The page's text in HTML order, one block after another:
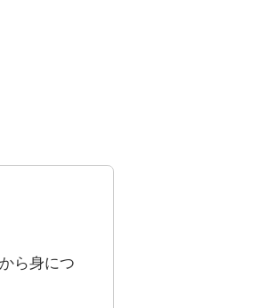
ら身につ